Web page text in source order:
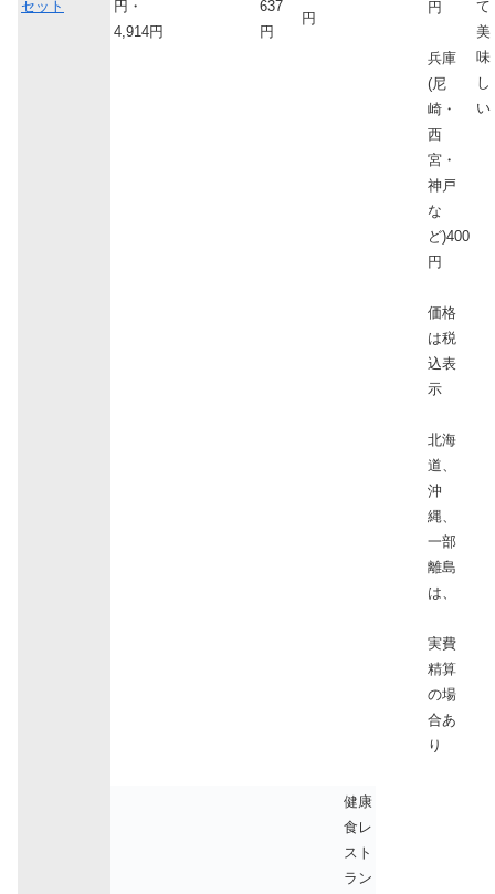
セット
円・
4,914円
637
円
円
円
兵庫
(尼
崎・
西
宮・
神戸
な
ど)400
円
価格
は税
込表
示
北海
道、
沖
縄、
一部
離島
は、
実費
精算
の場
合あ
り
て
美
味
し
い
健康
食レ
スト
ラン